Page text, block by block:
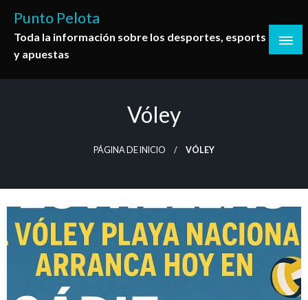
contenido
Punto Pelota
Toda la información sobre los desportes, esports
y apuestas
Vóley
PÁGINA DE INICIO VÓLEY